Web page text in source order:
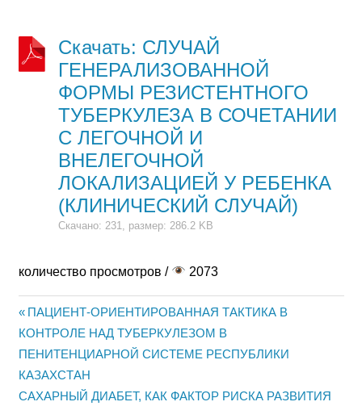
Скачать: СЛУЧАЙ
ГЕНЕРАЛИЗОВАННОЙ
ФОРМЫ РЕЗИСТЕНТНОГО
ТУБЕРКУЛЕЗА В СОЧЕТАНИИ
С ЛЕГОЧНОЙ И
ВНЕЛЕГОЧНОЙ
ЛОКАЛИЗАЦИЕЙ У РЕБЕНКА
(КЛИНИЧЕСКИЙ СЛУЧАЙ)
Скачано: 231, размер: 286.2 KB
количество просмотров / 2073
Post
navigation
Previous
Post:
ПАЦИЕНТ-ОРИЕНТИРОВАННАЯ ТАКТИКА В
КОНТРОЛЕ НАД ТУБЕРКУЛЕЗОМ В
ПЕНИТЕНЦИАРНОЙ СИСТЕМЕ РЕСПУБЛИКИ
КАЗАХСТАН
Next
САХАРНЫЙ ДИАБЕТ, КАК ФАКТОР РИСКА РАЗВИТИЯ